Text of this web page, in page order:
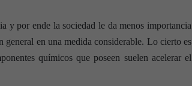
y por ende la sociedad le da menos importancia
en una medida considerable. Lo cierto es
químicos que poseen suelen acelerar el